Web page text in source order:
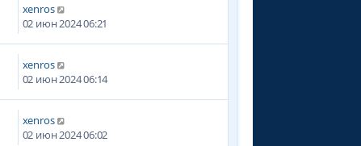
xenros
02 июн 2024 06:21
xenros
02 июн 2024 06:14
xenros
02 июн 2024 06:02